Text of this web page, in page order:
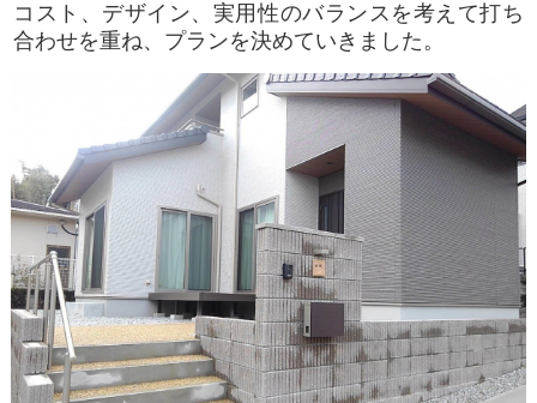
コスト、デザイン、実用性のバランスを考えて打ち
合わせを重ね、プランを決めていきました。